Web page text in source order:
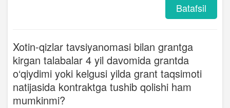
Batafsil
Xotin-qizlar tavsiyanomasi bilan grantga
kirgan talabalar 4 yil davomida grantda
o‘qiydimi yoki kelgusi yilda grant taqsimoti
natijasida kontraktga tushib qolishi ham
mumkinmi?